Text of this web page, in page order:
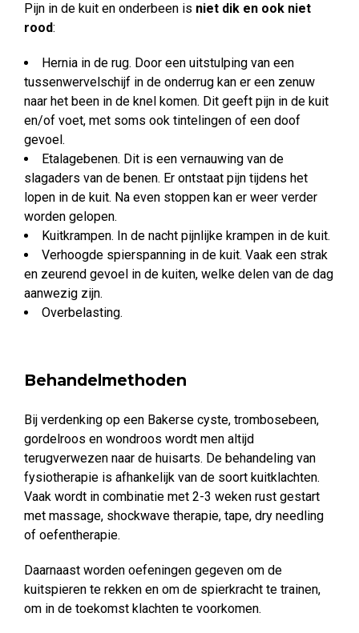
Pijn in de kuit en onderbeen is niet dik en ook niet
rood:
Hernia in de rug. Door een uitstulping van een
tussenwervelschijf in de onderrug kan er een zenuw
naar het been in de knel komen. Dit geeft pijn in de kuit
en/of voet, met soms ook tintelingen of een doof
gevoel.
Etalagebenen. Dit is een vernauwing van de
slagaders van de benen. Er ontstaat pijn tijdens het
lopen in de kuit. Na even stoppen kan er weer verder
worden gelopen.
Kuitkrampen. In de nacht pijnlijke krampen in de kuit.
Verhoogde spierspanning in de kuit. Vaak een strak
en zeurend gevoel in de kuiten, welke delen van de dag
aanwezig zijn.
Overbelasting.
Behandelmethoden
Bij verdenking op een Bakerse cyste, trombosebeen,
gordelroos en wondroos wordt men altijd
terugverwezen naar de huisarts. De behandeling van
fysiotherapie is afhankelijk van de soort kuitklachten.
Vaak wordt in combinatie met 2-3 weken rust gestart
met massage, shockwave therapie, tape, dry needling
of oefentherapie.
Daarnaast worden oefeningen gegeven om de
kuitspieren te rekken en om de spierkracht te trainen,
om in de toekomst klachten te voorkomen.